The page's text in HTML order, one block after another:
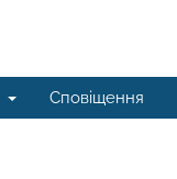
Сповіщення